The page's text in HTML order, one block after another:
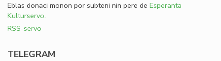
Eblas donaci monon por subteni nin pere de Esperanta
Kulturservo.
RSS-servo
TELEGRAM